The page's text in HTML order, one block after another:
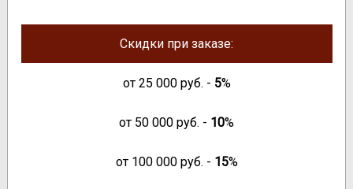
Скидки при заказе:
от 25 000руб. - 5%
от 50 000 руб. - 10%
от 100 000руб. - 15%